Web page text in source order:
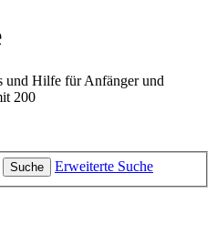
und Hilfe für Anfänger und
200
Suche Erweiterte Suche